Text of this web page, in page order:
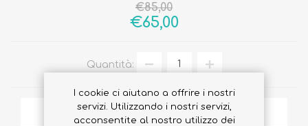
€85,00
€65,00
Quantità:
AGGIUNGI ALLA LISTA DEI DESIDERI
I cookie ci aiutano a offrire i nostri
servizi. Utilizzando i nostri servizi,
acconsentite al nostro utilizzo dei